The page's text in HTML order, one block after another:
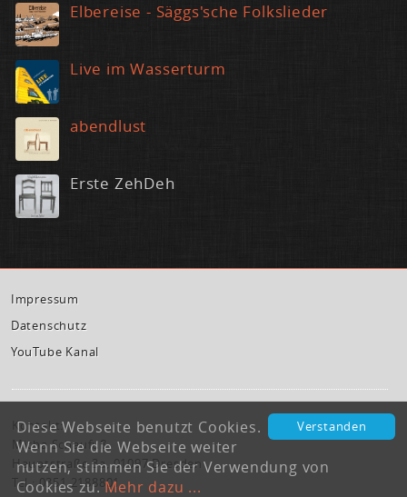
El­be­rei­se - Säggs'sche Folk­s­lie­der
Live im Was­ser­turm
abend­lust
Ers­te Zeh­Deh
Im­pres­sum
Da­ten­schutz
You­Tube Ka­nal
Kontakt:
Micha Schaufuß
Hauptstraße 3a, 01097 Dresden
Tel.: 0351 2188801
Verstanden
Diese Webseite benutzt Cookies.
Wenn Sie die Webseite weiter
nutzen, stimmen Sie der Verwendung von
Cookies zu.Mehr dazu ...